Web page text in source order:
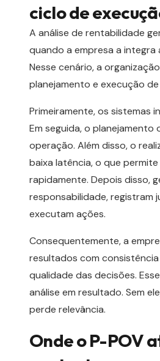
ciclo de
A análise de rentabilidade
quando a empresa a integra
Nesse cenário, a
planejamento e execução
Primeiramente, os sistemas
Em seguida, o planejamento
operação. Além disso, o
baixa latência, o que
rapidamente. Depois disso,
responsabilidade, registram
executam ações.
Consequentemente, a
resultados com consistência
qualidade das decisões.
análise em resultado. Sem
perde relevância.
Onde o P-POV